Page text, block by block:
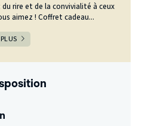
du rire et de la convivialité à ceux
aimez ! Coffret cadeau...